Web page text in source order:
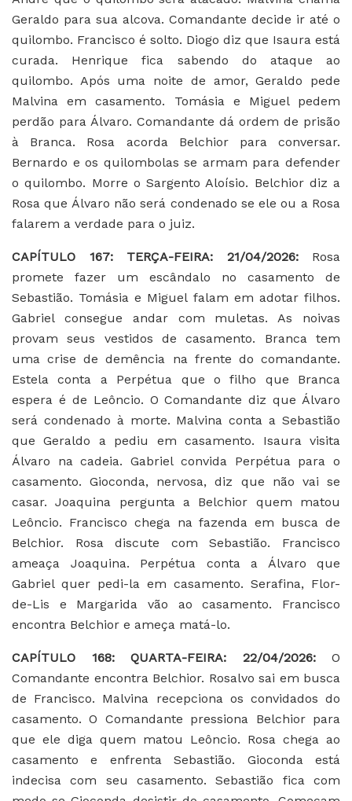
Geraldo para sua alcova. Comandante decide ir até o
quilombo. Francisco é solto. Diogo diz que Isaura está
curada. Henrique fica sabendo do ataque ao
quilombo. Após uma noite de amor, Geraldo pede
Malvina em casamento. Tomásia e Miguel pedem
perdão para Álvaro. Comandante dá ordem de prisão
à Branca. Rosa acorda Belchior para conversar.
Bernardo e os quilombolas se armam para defender
o quilombo. Morre o Sargento Aloísio. Belchior diz a
Rosa que Álvaro não será condenado se ele ou a Rosa
falarem a verdade para o juiz.
CAPÍTULO 167: TERÇA-FEIRA: 21/04/2026: Rosa
promete fazer um escândalo no casamento de
Sebastião. Tomásia e Miguel falam em adotar filhos.
Gabriel consegue andar com muletas. As noivas
provam seus vestidos de casamento. Branca tem
uma crise de demência na frente do comandante.
Estela conta a Perpétua que o filho que Branca
espera é de Leôncio. O Comandante diz que Álvaro
será condenado à morte. Malvina conta a Sebastião
que Geraldo a pediu em casamento. Isaura visita
Álvaro na cadeia. Gabriel convida Perpétua para o
casamento. Gioconda, nervosa, diz que não vai se
casar. Joaquina pergunta a Belchior quem matou
Leôncio. Francisco chega na fazenda em busca de
Belchior. Rosa discute com Sebastião. Francisco
ameaça Joaquina. Perpétua conta a Álvaro que
Gabriel quer pedi-la em casamento. Serafina, Flor-
de-Lis e Margarida vão ao casamento. Francisco
encontra Belchior e ameça matá-lo.
CAPÍTULO 168: QUARTA-FEIRA: 22/04/2026: O
Comandante encontra Belchior. Rosalvo sai em busca
de Francisco. Malvina recepciona os convidados do
casamento. O Comandante pressiona Belchior para
que ele diga quem matou Leôncio. Rosa chega ao
casamento e enfrenta Sebastião. Gioconda está
indecisa com seu casamento. Sebastião fica com